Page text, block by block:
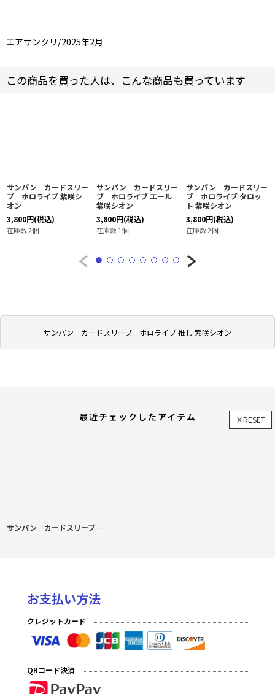
サンパン カードスリーブ ホロライブ 推し 紫咲シオン
エアサンクリ/2025年2月
この商品を買った人は、こんな商品も買っています
サンパン カードスリー
ブ ホロライブ 紫咲シ
オン
3,800円(税込)
在庫数 2個
サンパン カードスリー
ブ ホロライブ エール
紫咲シオン
3,800円(税込)
在庫数 1個
サンパン カードスリー
ブ ホロライブ タロッ
ト 紫咲シオン
3,800円(税込)
在庫数 2個
最近チェックしたアイテム ×RESET
サンパン カードスリーブ ホロライブ 推し 紫咲シオン
お支払い方法
クレジットカード
QRコード決済